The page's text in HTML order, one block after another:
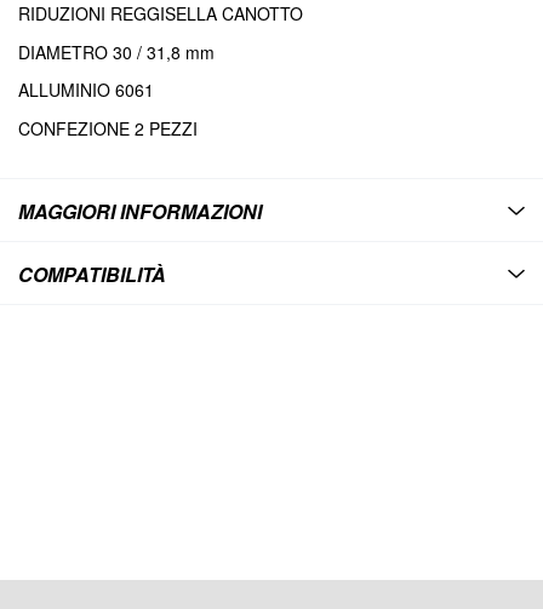
RIDUZIONI REGGISELLA CANOTTO
DIAMETRO 30 / 31,8 mm
ALLUMINIO 6061
CONFEZIONE 2 PEZZI
MAGGIORI INFORMAZIONI
COMPATIBILITÀ